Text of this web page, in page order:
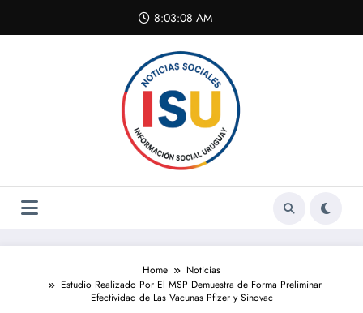
content
8:03:09 AM
Home
Noticias
Estudio Realizado Por El MSP Demuestra de Forma Preliminar
Efectividad de Las Vacunas Pfizer y Sinovac